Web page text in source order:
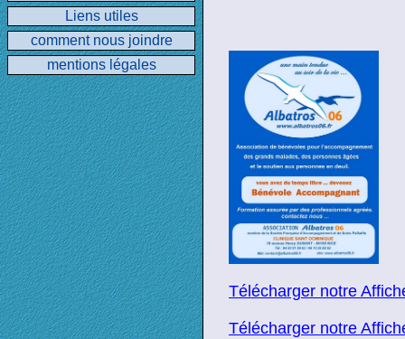
Liens utiles
comment nous joindre
mentions légales
Télécharger notre
Télécharger notre